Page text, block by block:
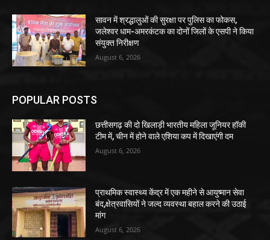
सावन में श्रद्धालुओं की सुरक्षा पर पुलिस का फोकस,
जलेश्वर धाम-अमरकंटक का दोनों जिलों के एसपी ने किया
संयुक्त निरीक्षण
August 6, 2026
POPULAR POSTS
छत्तीसगढ़ की दो खिलाड़ी भारतीय महिला जूनियर हॉकी
टीम में, चीन में होने वाले एशिया कप में दिखाएंगी दम
August 6, 2026
प्राथमिक स्वास्थ्य केंद्र में एक महीने से आयुष्मान सेवा
बंद,क्षेत्रवासियों ने जल्द व्यवस्था बहाल करने की उठाई
मांग
August 6, 2026